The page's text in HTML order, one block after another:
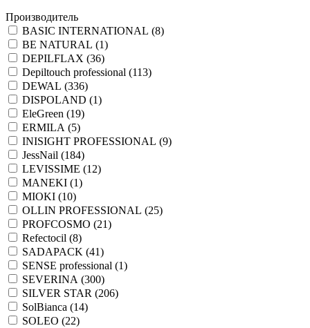
Производитель
BASIC INTERNATIONAL (8)
BE NATURAL (1)
DEPILFLAX (36)
Depiltouch professional (113)
DEWAL (336)
DISPOLAND (1)
EleGreen (19)
ERMILA (5)
INISIGHT PROFESSIONAL (9)
JessNail (184)
LEVISSIME (12)
MANEKI (1)
MIOKI (10)
OLLIN PROFESSIONAL (25)
PROFCOSMO (21)
Refectocil (8)
SADAPACK (41)
SENSE professional (1)
SEVERINA (300)
SILVER STAR (206)
SolBianca (14)
SOLEO (22)